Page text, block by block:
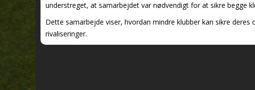
understreget, at samarbejdet var nødvendigt for at sikre
Dette samarbejde viser, hvordan mindre klubber kan sikre
rivaliseringer​.